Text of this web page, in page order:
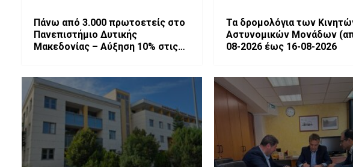
Πάνω από 3.000 πρωτοετείς στο
Πανεπιστήμιο Δυτικής
Μακεδονίας – Αύξηση 10% στις
Τα δρομολόγια των
Αστυνομικών Μονάδων (από 10-
08-2026 έως 16-08-2026